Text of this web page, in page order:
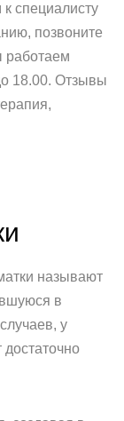
специалисту
позвоните
работаем
18.00. Отзывы
называют
в
у